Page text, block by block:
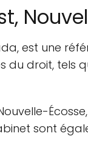
est une
du droit, tels
sont